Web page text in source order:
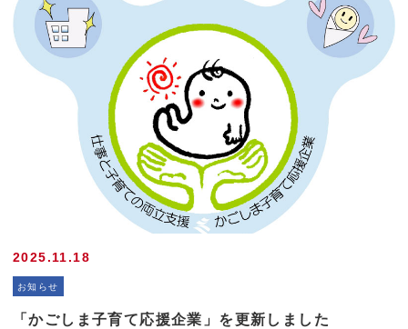
2025.11.18
お知らせ
「かごしま子育て応援企業」を更新しました